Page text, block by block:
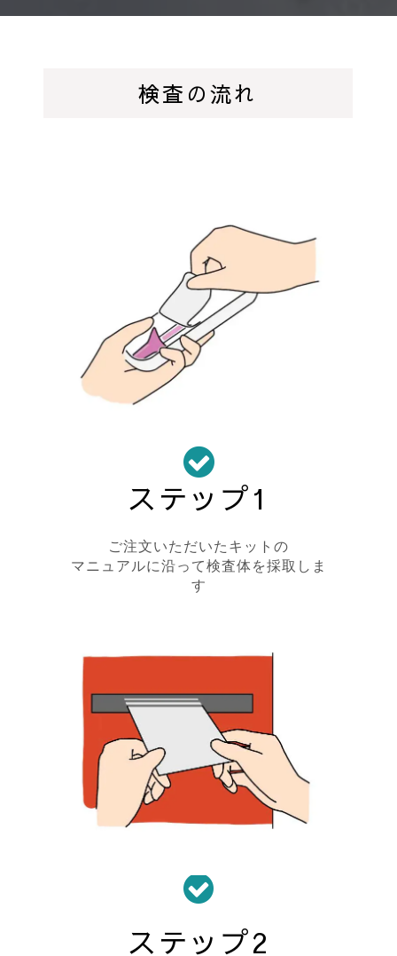
検査の流れ
ステップ1
ご注文いただいたキットの
マニュアルに沿って検査体を採取しま
す
ステップ2